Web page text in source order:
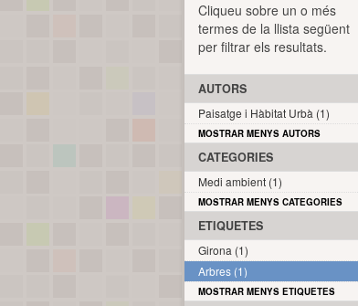
Cliqueu sobre un o més
termes de la llista següent
per filtrar els resultats.
AUTORS
Paisatge i Hàbitat Urbà (1)
MOSTRAR MENYS AUTORS
CATEGORIES
Medi ambient (1)
MOSTRAR MENYS CATEGORIES
ETIQUETES
Girona (1)
Arbres (1)
MOSTRAR MENYS ETIQUETES